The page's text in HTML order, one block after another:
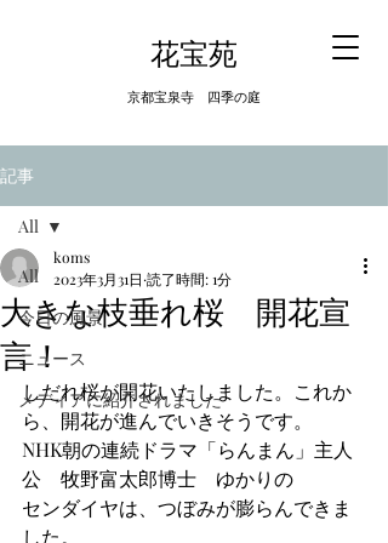
​花宝苑
京都宝泉寺 四季の庭
記事
All
今日の風景
ニュース
メディアに紹介されました
All
大きな枝垂れ桜 開花宣
言！
koms
2023年3月31日 読了時間: 1分
しだれ桜が開花いたしました。これか
ら、開花が進んでいきそうです。
NHK朝の連続ドラマ「らんまん」主人
公　牧野富太郎博士　ゆかりの
センダイヤは、つぼみが膨らんできま
した。